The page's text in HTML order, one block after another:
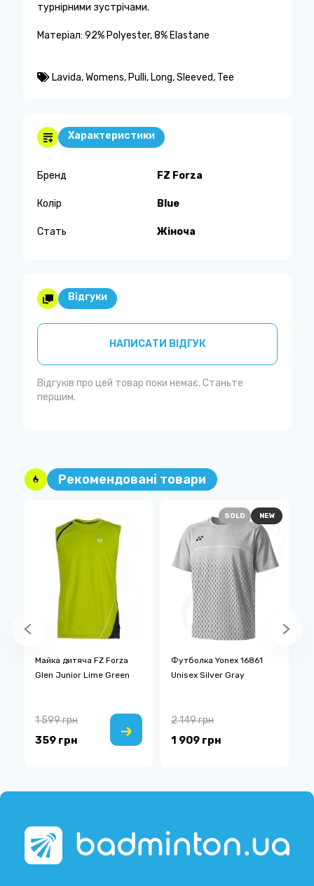
турнірними зустрічами.
Матеріал: 92% Polyester, 8% Elastane
Lavida,Womens, Pulli, Long,Sleeved, Tee
Характеристики
Бренд FZ Forza
Колір Blue
Стать Жіноча
Відгуки
НАПИСАТИ ВІДГУК
Відгуків про цей товар поки немає. Станьте
першим.
Рекомендовані товари
Майка дитяча FZ Forza
Glen Junior Lime Green
359 грн
1 599 грн
SOLD NEW
Футболка Yonex 16861
Unisex Silver Gray
1 909 грн
2 149 грн